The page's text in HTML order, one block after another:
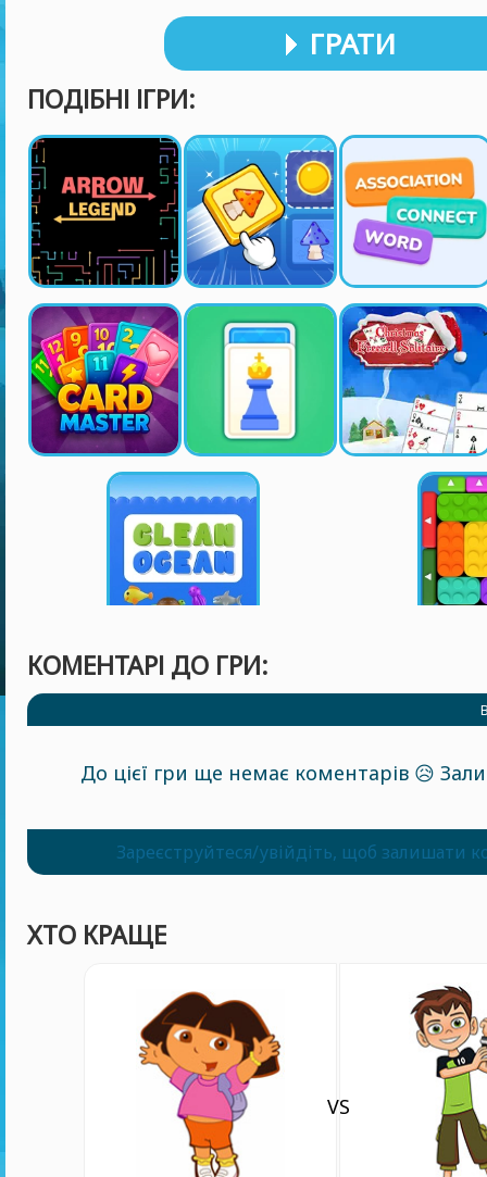
ГРАТИ
ПОДІБНІ ІГРИ:
КОМЕНТАРІ ДО ГРИ:
До цієї гри ще немає коментарів 😥
Зареєструйтеся/увійдіть, щоб залишати
ХТО КРАЩЕ
VS